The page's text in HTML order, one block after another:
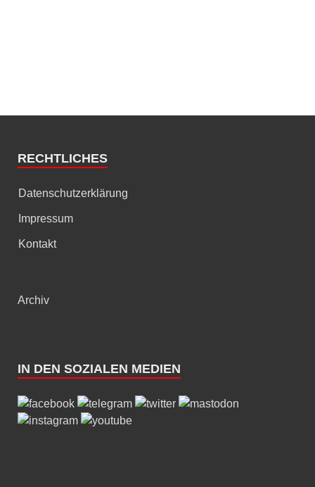
RECHTLICHES
Datenschutzerklärung
Impressum
Kontakt
Archiv
IN DEN SOZIALEN MEDIEN